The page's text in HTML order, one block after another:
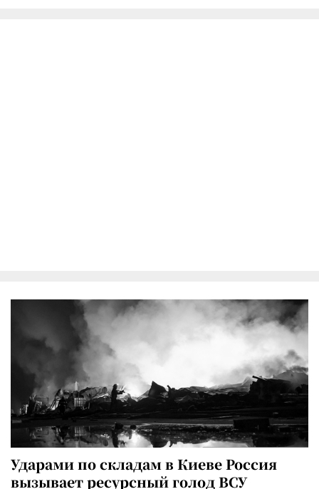
Ударами по складам в Киеве Россия
вызывает ресурсный голод ВСУ